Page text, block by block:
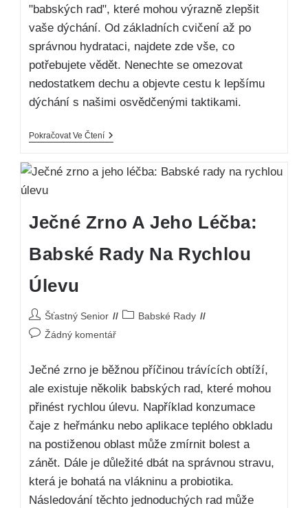
"babských rad", které mohou výrazně zlepšit
vaše dýchání. Od základních cvičení až po
správnou hydrataci, najdete zde vše, co
potřebujete vědět. Nenechte se omezovat
nedostatkem dechu a objevte cestu k lepšímu
dýchání s našimi osvědčenými taktikami.
Pokračovat Ve Čtení
Ječné Zrno A Jeho Léčba:
Babské Rady Na Rychlou
Úlevu
Šťastný Senior
Babské Rady
Žádný komentář
Ječné zrno je běžnou příčinou trávících obtíží,
ale existuje několik babských rad, které mohou
přinést rychlou úlevu. Například konzumace
čaje z heřmánku nebo aplikace teplého obkladu
na postiženou oblast může zmírnit bolest a
zánět. Dále je důležité dbát na správnou stravu,
která je bohatá na vlákninu a probiotika.
Následování těchto jednoduchých rad může